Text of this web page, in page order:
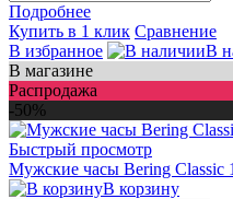
Подробнее
Купить в 1 клик Сравнение
В избранное
В
В магазине
Распродажа
-50%
Быстрый просмотр
Мужские часы Bering Classic
В корзину